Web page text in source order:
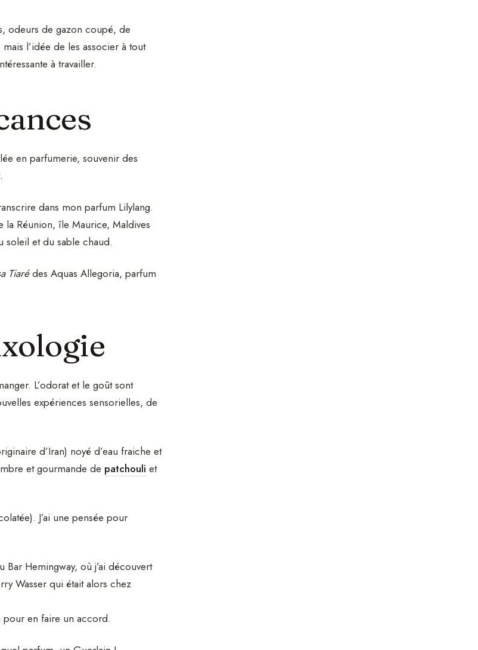
odeurs de gazon coupé, de
l’idée de les associer à tout
à travailler.
en parfumerie, souvenir des
dans mon parfum Lilylang.
la Réunion, île Maurice, Maldives
soleil et du sable chaud.
Tiarédes Aquas Allegoria, parfum
L’odorat et le goût sont
expériences sensorielles, de
d’Iran) noyé d’eau fraiche et
et gourmande de patchouli et
J’ai une pensée pour
Hemingway, où j’ai découvert
Wasser qui était alors chez
en faire un accord.